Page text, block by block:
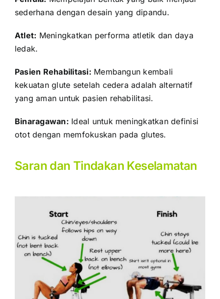
sederhana dengan desain yang dipandu.
Atlet: Meningkatkan performa atletik dan daya
ledak.
Pasien Rehabilitasi: Membangun kembali
kekuatan glute setelah cedera adalah alternatif
yang aman untuk pasien rehabilitasi.
Binaragawan: Ideal untuk meningkatkan definisi
otot dengan memfokuskan pada glutes.
Saran dan Tindakan Keselamatan